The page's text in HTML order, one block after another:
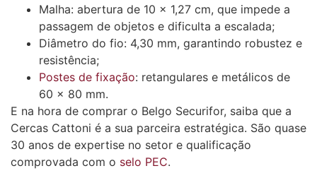
Malha: abertura de 10 x 1,27 cm, que impede a
passagem de objetos e dificulta a escalada;
Diâmetro do fio: 4,30 mm, garantindo robustez e
resistência;
Postes de fixação: retangulares e metálicos de
60 x 80 mm.
E na hora de comprar o Belgo Securifor, saiba que a
Cercas Cattoni é a sua parceira estratégica. São quase
30 anos de expertise no setor e qualificação
comprovada com o selo PEC.